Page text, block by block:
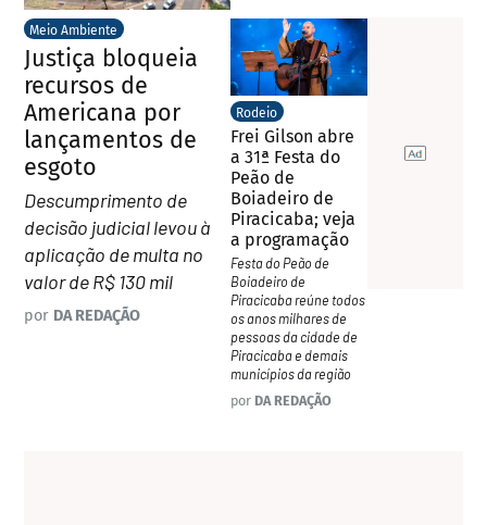
Meio Ambiente
Justiça bloqueia
recursos de
Americana por
lançamentos de
esgoto
Descumprimento de
decisão judicial levou à
aplicação de multa no
valor de R$ 130 mil
por DA REDAÇÃO
Rodeio
Frei Gilson abre
a 31ª Festa do
Peão de
Boiadeiro de
Piracicaba; veja
a programação
Festa do Peão de
Boiadeiro de
Piracicaba reúne todos
os anos milhares de
pessoas da cidade de
Piracicaba e demais
municípios da região
por DA REDAÇÃO